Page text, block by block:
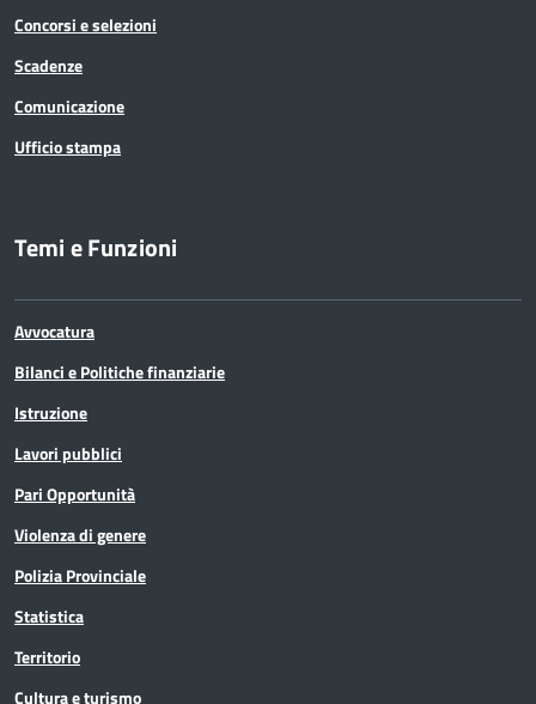
Concorsi e selezioni
Scadenze
Comunicazione
Ufficio stampa
Temi e Funzioni
Avvocatura
Bilanci e Politiche finanziarie
Istruzione
Lavori pubblici
Pari Opportunità
Violenza di genere
Polizia Provinciale
Statistica
Territorio
Cultura e turismo